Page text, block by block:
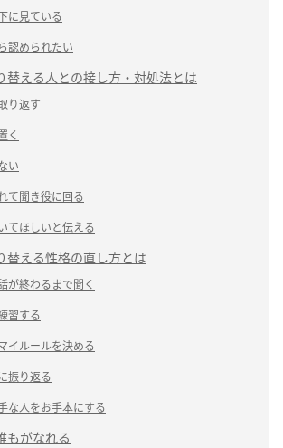
に見ている
認められたい
替える人との接し方・対処法とは
り返す
く
い
て聞き役に回る
てほしいと伝える
替える性格の直し方とは
が終わるまで聞く
習する
イルールを決める
振り返る
な人をお手本にする
もがなれる